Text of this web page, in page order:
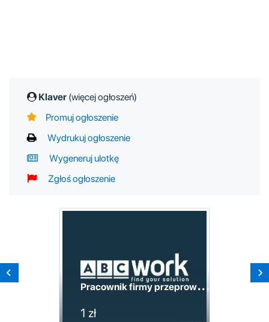
Klaver (więcej ogłoszeń)
Promuj ogłoszenie
Wydrukuj ogłoszenie
Wygeneruj ulotkę
Zgłoś ogłoszenie
P
racownik firmy przeprowadzkowej BELGIA
1 zł